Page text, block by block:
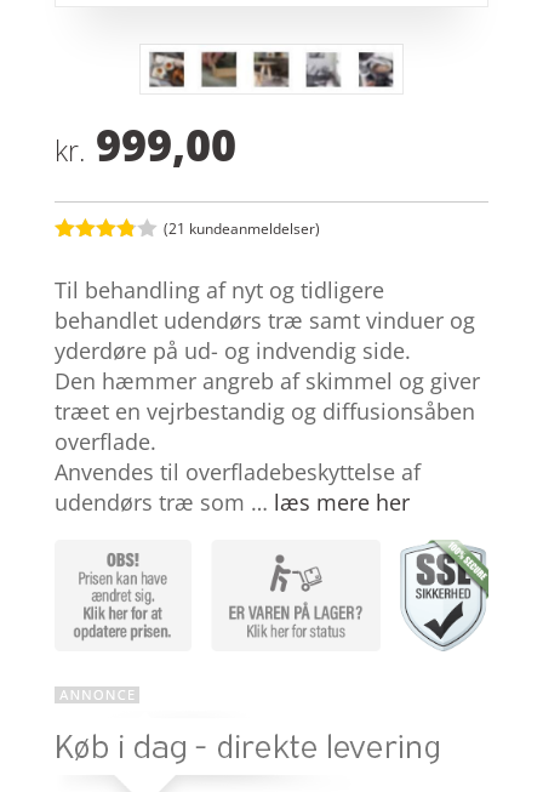
kr. 999,00
ud af 5
baseret
på
kundebed
ømmels
er
(21 kundeanmeldelser)
Til behandling af nyt og tidligere
behandlet udendørs træ samt vinduer og
yderdøre på ud- og indvendig side.
Den hæmmer angreb af skimmel og giver
træet en vejrbestandig og diffusionsåben
overflade.
Anvendes til overfladebeskyttelse af
udendørs træ som … læs mere her